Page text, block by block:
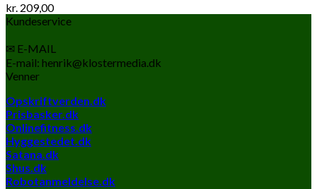
kr. 209,00
Kundeservice
✉ E-MAIL
E-mail: henrik@klostermedia.dk
Venner
Opskriftverden.dk
Prisbasker.dk
Onlinefitness.dk
Hyggestedet.dk
Satana.dk
Shus.dk
Robotanmeldelse.dk